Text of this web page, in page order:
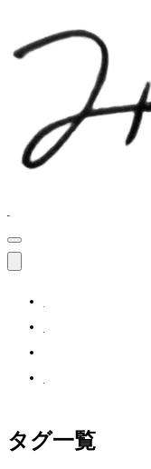
タグ一覧